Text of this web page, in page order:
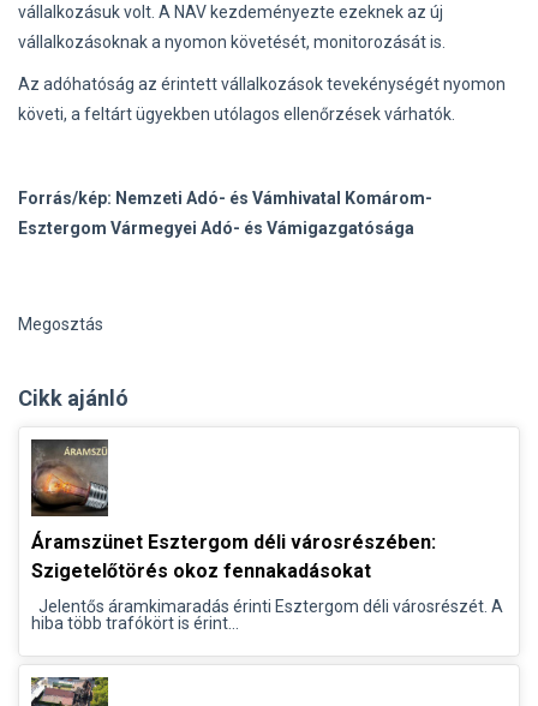
vállalkozásuk volt. A NAV kezdeményezte ezeknek az új
vállalkozásoknak a nyomon követését, monitorozását is.
Az adóhatóság az érintett vállalkozások tevekénységét nyomon
követi, a feltárt ügyekben utólagos ellenőrzések várhatók.
Forrás/kép: Nemzeti Adó- és Vámhivatal
Komárom-
Esztergom Vármegyei Adó- és Vámigazgatósága
Megosztás
Cikk ajánló
Áramszünet Esztergom déli városrészében:
Szigetelőtörés okoz fennakadásokat
Jelentős áramkimaradás érinti Esztergom déli városrészét. A
hiba több trafókört is érint...